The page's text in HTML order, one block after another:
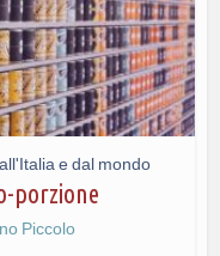
e dal mondo
porzione
Piccolo